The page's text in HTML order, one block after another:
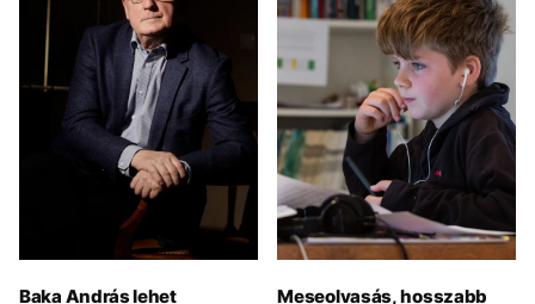
Baka András lehet
Meseolvasás, hosszabb